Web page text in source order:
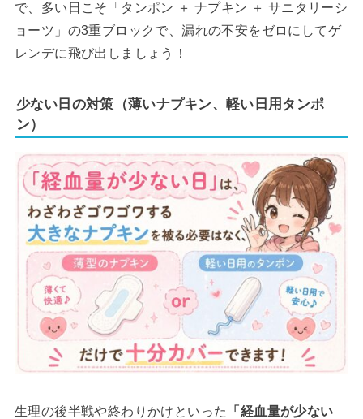
で、多い日こそ「タンポン ＋ ナプキン ＋ サニタリーシ
ョーツ」の3重ブロックで、漏れの不安をゼロにしてゲ
レンデに飛び出しましょう！
少ない日の対策（薄いナプキン、軽い日用タンポ
ン）
生理の後半戦や終わりかけといった
「経血量が少ない